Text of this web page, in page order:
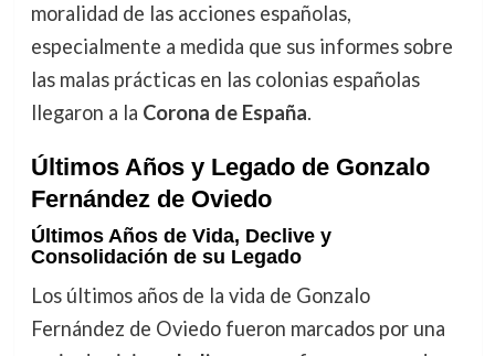
moralidad de las acciones españolas,
especialmente a medida que sus informes sobre
las malas prácticas en las colonias españolas
llegaron a la Corona de España.
Últimos Años y Legado de Gonzalo
Fernández de Oviedo
Últimos Años de Vida, Declive y
Consolidación de su Legado
Los últimos años de la vida de Gonzalo
Fernández de Oviedo fueron marcados por una